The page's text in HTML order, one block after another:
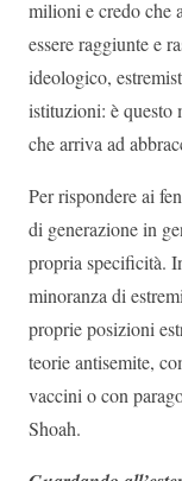
milioni e credo che
essere raggiunte e
ideologico,
istituzioni: è questo
che arriva ad
Per rispondere ai
di generazione in
propria specificità.
minoranza di
proprie posizioni
teorie antisemite,
vaccini o con
Shoah.